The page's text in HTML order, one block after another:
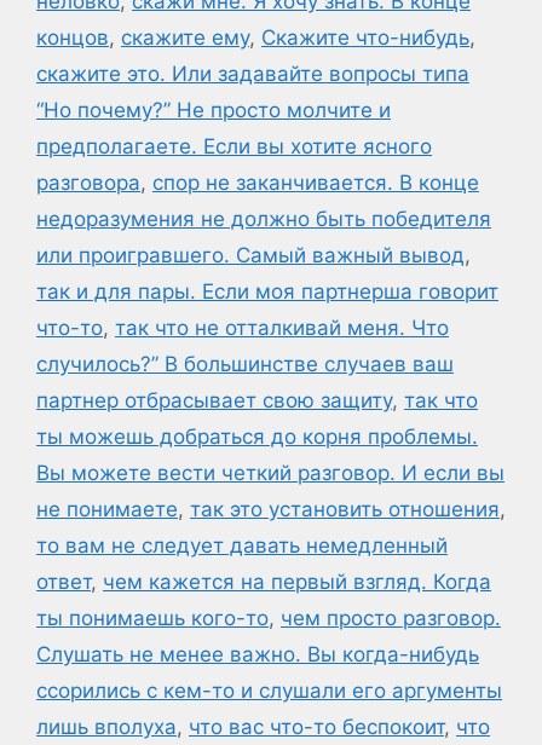
концов, скажите ему, Скажите что-нибудь,
скажите это. Или задавайте вопросы типа
“Но почему?” Не просто молчите и
предполагаете. Если вы хотите ясного
разговора, спор не заканчивается. В конце
недоразумения не должно быть победителя
или проигравшего. Самый важный вывод,
так и для пары. Если моя партнерша говорит
что-то, так что не отталкивай меня. Что
случилось?” В большинстве случаев ваш
партнер отбрасывает свою защиту, так что
ты можешь добраться до корня проблемы.
Вы можете вести четкий разговор. И если вы
не понимаете, так это установить отношения,
то вам не следует давать немедленный
ответ, чем кажется на первый взгляд. Когда
ты понимаешь кого-то, чем просто разговор.
Слушать не менее важно. Вы когда-нибудь
ссорились с кем-то и слушали его аргументы
лишь вполуха, что вас что-то беспокоит, что